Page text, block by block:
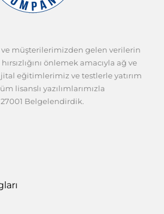
müşterilerimizden gelen verilerin
hırsızlığını önlemek amacıyla ağ ve
eğitimlerimiz ve testlerle yatırım
lisanslı yazılımlarımızla
Belgelendirdik.